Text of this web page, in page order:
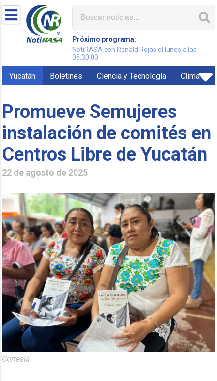
Próximo programa:
NotiRASA con Ronald Rojas el lunes a las
06:30:00
Yucatán Boletines Ciencia y Tecnología Clima
Promueve Semujeres
instalación de comités en
Centros Libre de Yucatán
22 de agosto de 2025
Cortesía